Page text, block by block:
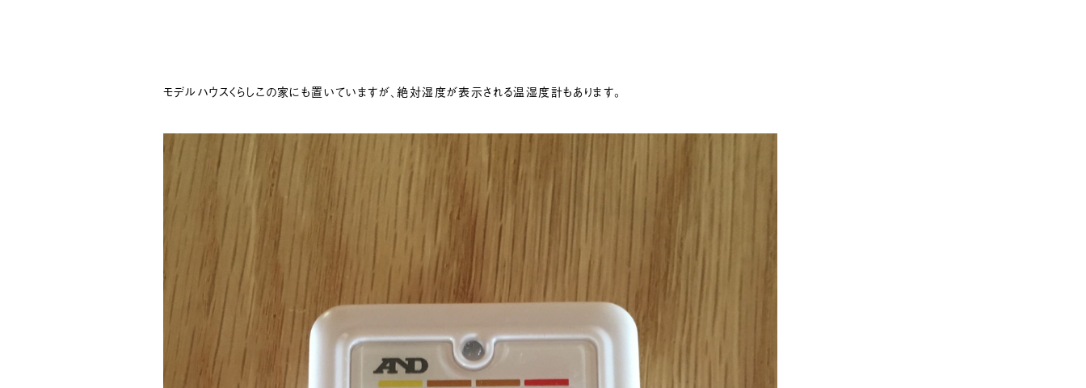
モデルハウスくらしこの家にも置いていますが、絶対湿度が表示される温湿度計もあります。